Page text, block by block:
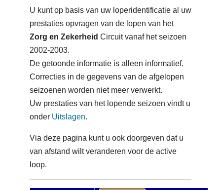
U kunt op basis van uw loperidentificatie al uw
prestaties opvragen van de lopen van het
Zorg en Zekerheid Circuit vanaf het seizoen
2002-2003.
De getoonde informatie is alleen informatief.
Correcties in de gegevens van de afgelopen
seizoenen worden niet meer verwerkt.
Uw prestaties van het lopende seizoen vindt u
onder Uitslagen.
Via deze pagina kunt u ook doorgeven dat u
van afstand wilt veranderen voor de active
loop.